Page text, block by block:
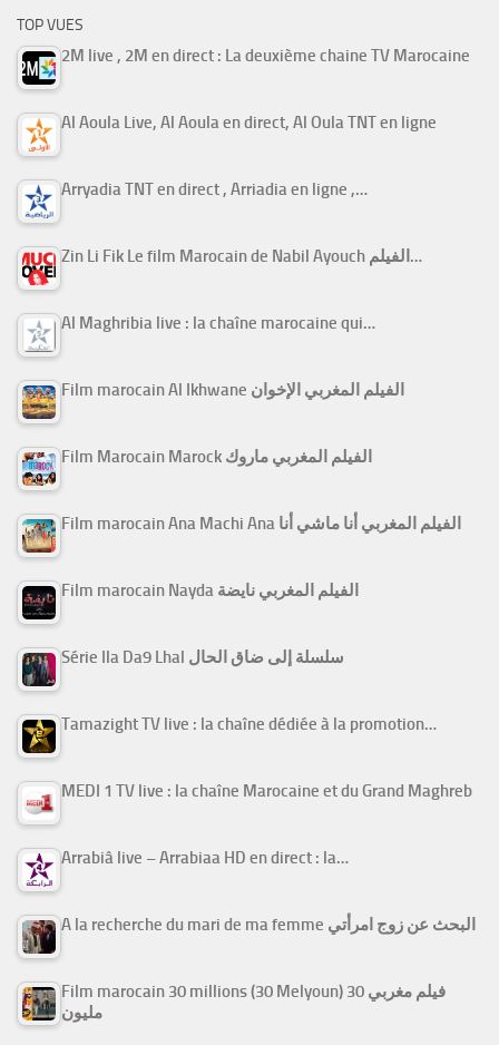
TOP VUES
2M live , 2M en direct : La deuxième chaine TV Marocaine
Al Aoula Live, Al Aoula en direct, Al Oula TNT en ligne
Arryadia TNT en direct , Arriadia en ligne ,…
Zin Li Fik Le film Marocain de Nabil Ayouch الفيلم…
Al Maghribia live : la chaîne marocaine qui…
Film marocain Al Ikhwane الفيلم المغربي الإخوان
Film Marocain Marock الفيلم المغربي ماروك
Film marocain Ana Machi Ana الفيلم المغربي أنا ماشي أنا
Film marocain Nayda الفيلم المغربي نايضة
Série Ila Da9 Lhal سلسلة إلى ضاق الحال
Tamazight TV live : la chaîne dédiée à la promotion…
MEDI 1 TV live : la chaîne Marocaine et du Grand Maghreb
Arrabiâ live – Arrabiaa HD en direct : la…
A la recherche du mari de ma femme البحث عن زوج امرأتي
Film marocain 30 millions (30 Melyoun) فيلم مغربي 30
مليون